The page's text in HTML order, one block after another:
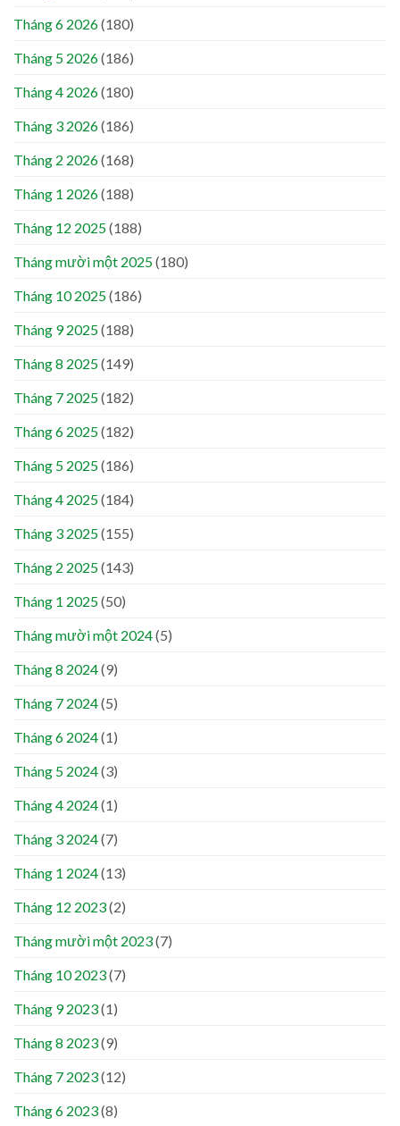
Tháng 6 2026(180)
Tháng 5 2026(186)
Tháng 4 2026(180)
Tháng 3 2026(186)
Tháng 2 2026(168)
Tháng 1 2026(188)
Tháng 12 2025(188)
Tháng mười một 2025(180)
Tháng 10 2025(186)
Tháng 9 2025(188)
Tháng 8 2025(149)
Tháng 7 2025(182)
Tháng 6 2025(182)
Tháng 5 2025(186)
Tháng 4 2025(184)
Tháng 3 2025(155)
Tháng 2 2025(143)
Tháng 1 2025(50)
Tháng mười một 2024(5)
Tháng 8 2024(9)
Tháng 7 2024(5)
Tháng 6 2024(1)
Tháng 5 2024(3)
Tháng 4 2024(1)
Tháng 3 2024(7)
Tháng 1 2024(13)
Tháng 12 2023(2)
Tháng mười một 2023(7)
Tháng 10 2023(7)
Tháng 9 2023(1)
Tháng 8 2023(9)
Tháng 7 2023(12)
Tháng 6 2023(8)